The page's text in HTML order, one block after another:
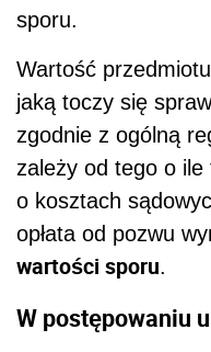
sporu.
Wartość
jaką toczy się
zgodnie z ogólną
zależy od tego o
o kosztach
opłata od pozwu
wartości sporu.
W postępowaniu